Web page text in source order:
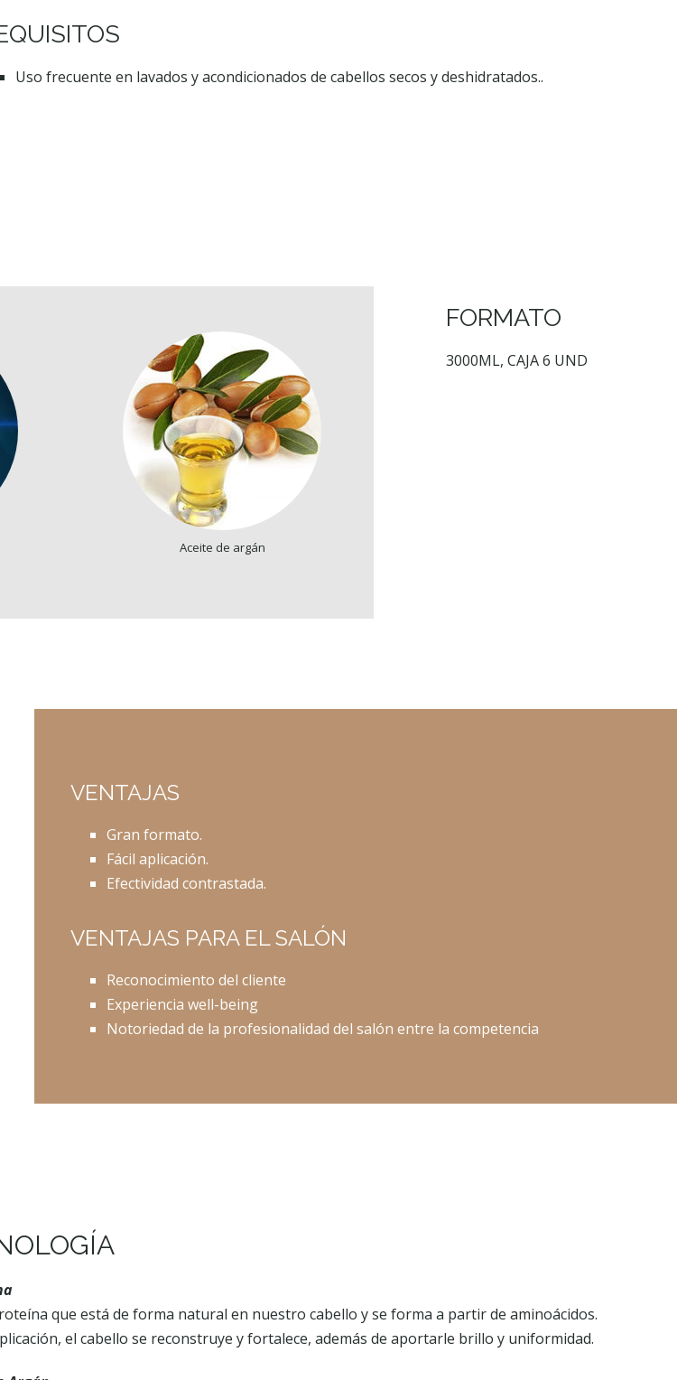
Uso frecuente en lavados y acondicionados de cabellos secos y deshidratados..
Aceite de argán
FORMATO
3000ML, CAJA 6 UND
VENTAJAS
Gran formato.
Fácil aplicación.
Efectividad contrastada.
VENTAJAS PARA EL SALÓN
Reconocimiento del cliente
Experiencia well-being
Notoriedad de la profesionalidad del salón entre la competencia
que está de forma natural en nuestro cabello y se forma a partir de aminoácidos.
el cabello se reconstruye y fortalece, además de aportarle brillo y uniformidad.